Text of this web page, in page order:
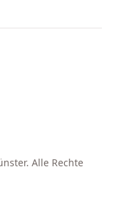
Alle Rechte